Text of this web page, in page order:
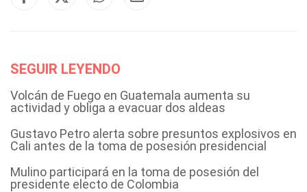
SEGUIR LEYENDO
Volcán de Fuego en Guatemala aumenta su
actividad y obliga a evacuar dos aldeas
Gustavo Petro alerta sobre presuntos explosivos en
Cali antes de la toma de posesión presidencial
Mulino participará en la toma de posesión del
presidente electo de Colombia